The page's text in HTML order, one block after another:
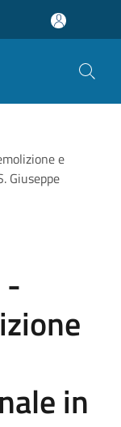
e
Giuseppe
-
in